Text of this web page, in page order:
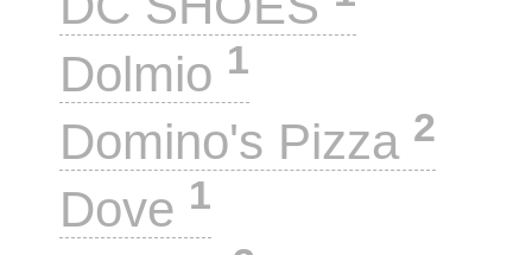
Dolmio 1
Domino's Pizza 2
Dove 1